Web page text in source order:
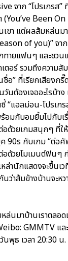
าก “โปรเกรส”
(You’ve Been
เขา แต่ผลส้มหล่น
of you)” จ
ายแฟนๆ และชว
ตอร์ รวมถึงความ
อ” ที่เรียกเสียง
ต้องเจออะไรบ้าง
“แอลม่อน-โปรเ
อมกับอมยิ้มไปกับ
อด้วยเกมสนุกๆ ที่
90s กับเกม “ต่อศั
วยโมเมนต์ฟินๆ
านักแสดงจะขึ้นเ
ส้มข้างบ้านจะหว
นมาบ้านเราตลอ
GMMTV แล
พุธ เวลา 20:30